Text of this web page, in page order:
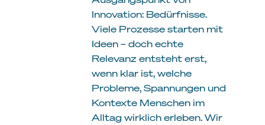
Innovation: Bedürfnisse.
Viele Prozesse starten mit
Ideen – doch echte
Relevanz entsteht erst,
wenn klar ist, welche
Probleme, Spannungen und
Kontexte Menschen im
Alltag wirklich erleben. Wir